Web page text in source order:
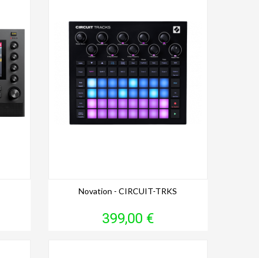
Novation - CIRCUIT-TRKS
Prix
399,00 €